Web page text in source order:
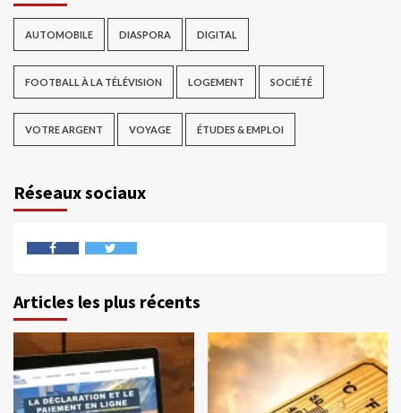
AUTOMOBILE DIASPORA DIGITAL
FOOTBALL À LA TÉLÉVISION LOGEMENT SOCIÉTÉ
VOTRE ARGENT VOYAGE ÉTUDES & EMPLOI
Réseaux sociaux
Articles les plus récents